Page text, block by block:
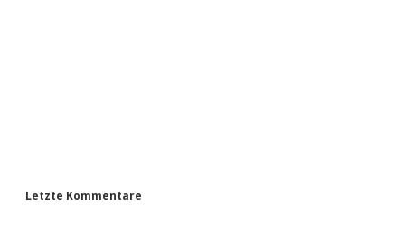
Letzte Kommentare